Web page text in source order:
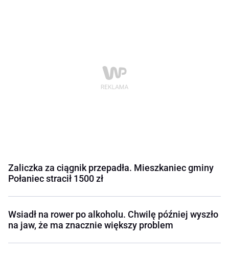
Zaliczka za ciągnik przepadła. Mieszkaniec gminy
Połaniec stracił 1500 zł
Wsiadł na rower po alkoholu. Chwilę później wyszło
na jaw, że ma znacznie większy problem